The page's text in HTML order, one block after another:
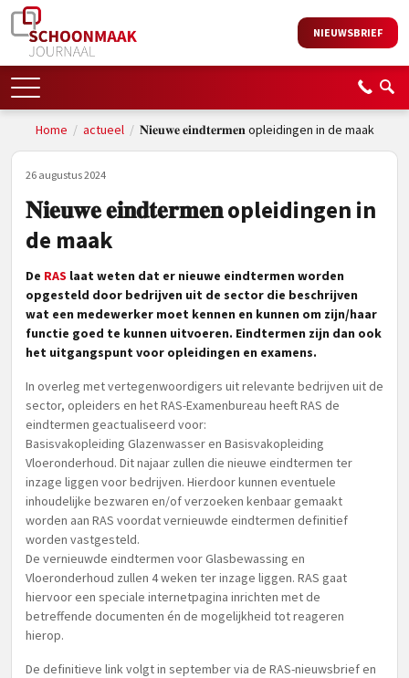
NIEUWSBRIEF
Home / actueel/ 𝐍𝐢𝐞𝐮𝐰𝐞 𝐞𝐢𝐧𝐝𝐭𝐞𝐫𝐦𝐞𝐧 opleidingen in de maak
26 augustus 2024
𝐍𝐢𝐞𝐮𝐰𝐞 𝐞𝐢𝐧𝐝𝐭𝐞𝐫𝐦𝐞𝐧 opleidingen in
de maak
De RAS laat weten dat er nieuwe eindtermen worden
opgesteld door bedrijven uit de sector die beschrijven
wat een medewerker moet kennen en kunnen om zijn/haar
functie goed te kunnen uitvoeren. Eindtermen zijn dan ook
het uitgangspunt voor opleidingen en examens.
In overleg met vertegenwoordigers uit relevante bedrijven uit de
sector, opleiders en het RAS-Examenbureau heeft RAS de
eindtermen geactualiseerd voor:
Basisvakopleiding Glazenwasser en Basisvakopleiding
Vloeronderhoud. Dit najaar zullen die nieuwe eindtermen ter
inzage liggen voor bedrijven. Hierdoor kunnen eventuele
inhoudelijke bezwaren en/of verzoeken kenbaar gemaakt
worden aan RAS voordat vernieuwde eindtermen definitief
worden vastgesteld.
De vernieuwde eindtermen voor Glasbewassing en
Vloeronderhoud zullen 4 weken ter inzage liggen. RAS gaat
hiervoor een speciale internetpagina inrichten met de
betreffende documenten én de mogelijkheid tot reageren
hierop.
De definitieve link volgt in september via de RAS-nieuwsbrief en